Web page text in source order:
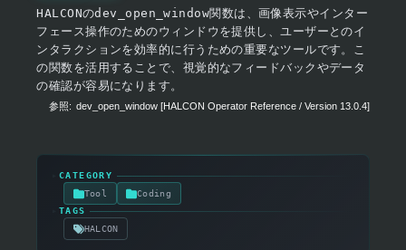
HALCONのdev_open_window関数は、画像表示やインター
フェース操作のためのウィンドウを提供し、ユーザーとのイ
ンタラクションを効率的に行うための重要なツールです。こ
の関数を活用することで、視覚的なフィードバックやデータ
の確認が容易になります。
参照: dev_open_window [HALCON Operator Reference / Version 13.0.4]
CATEGORY
Tool Coding
TAGS
HALCON